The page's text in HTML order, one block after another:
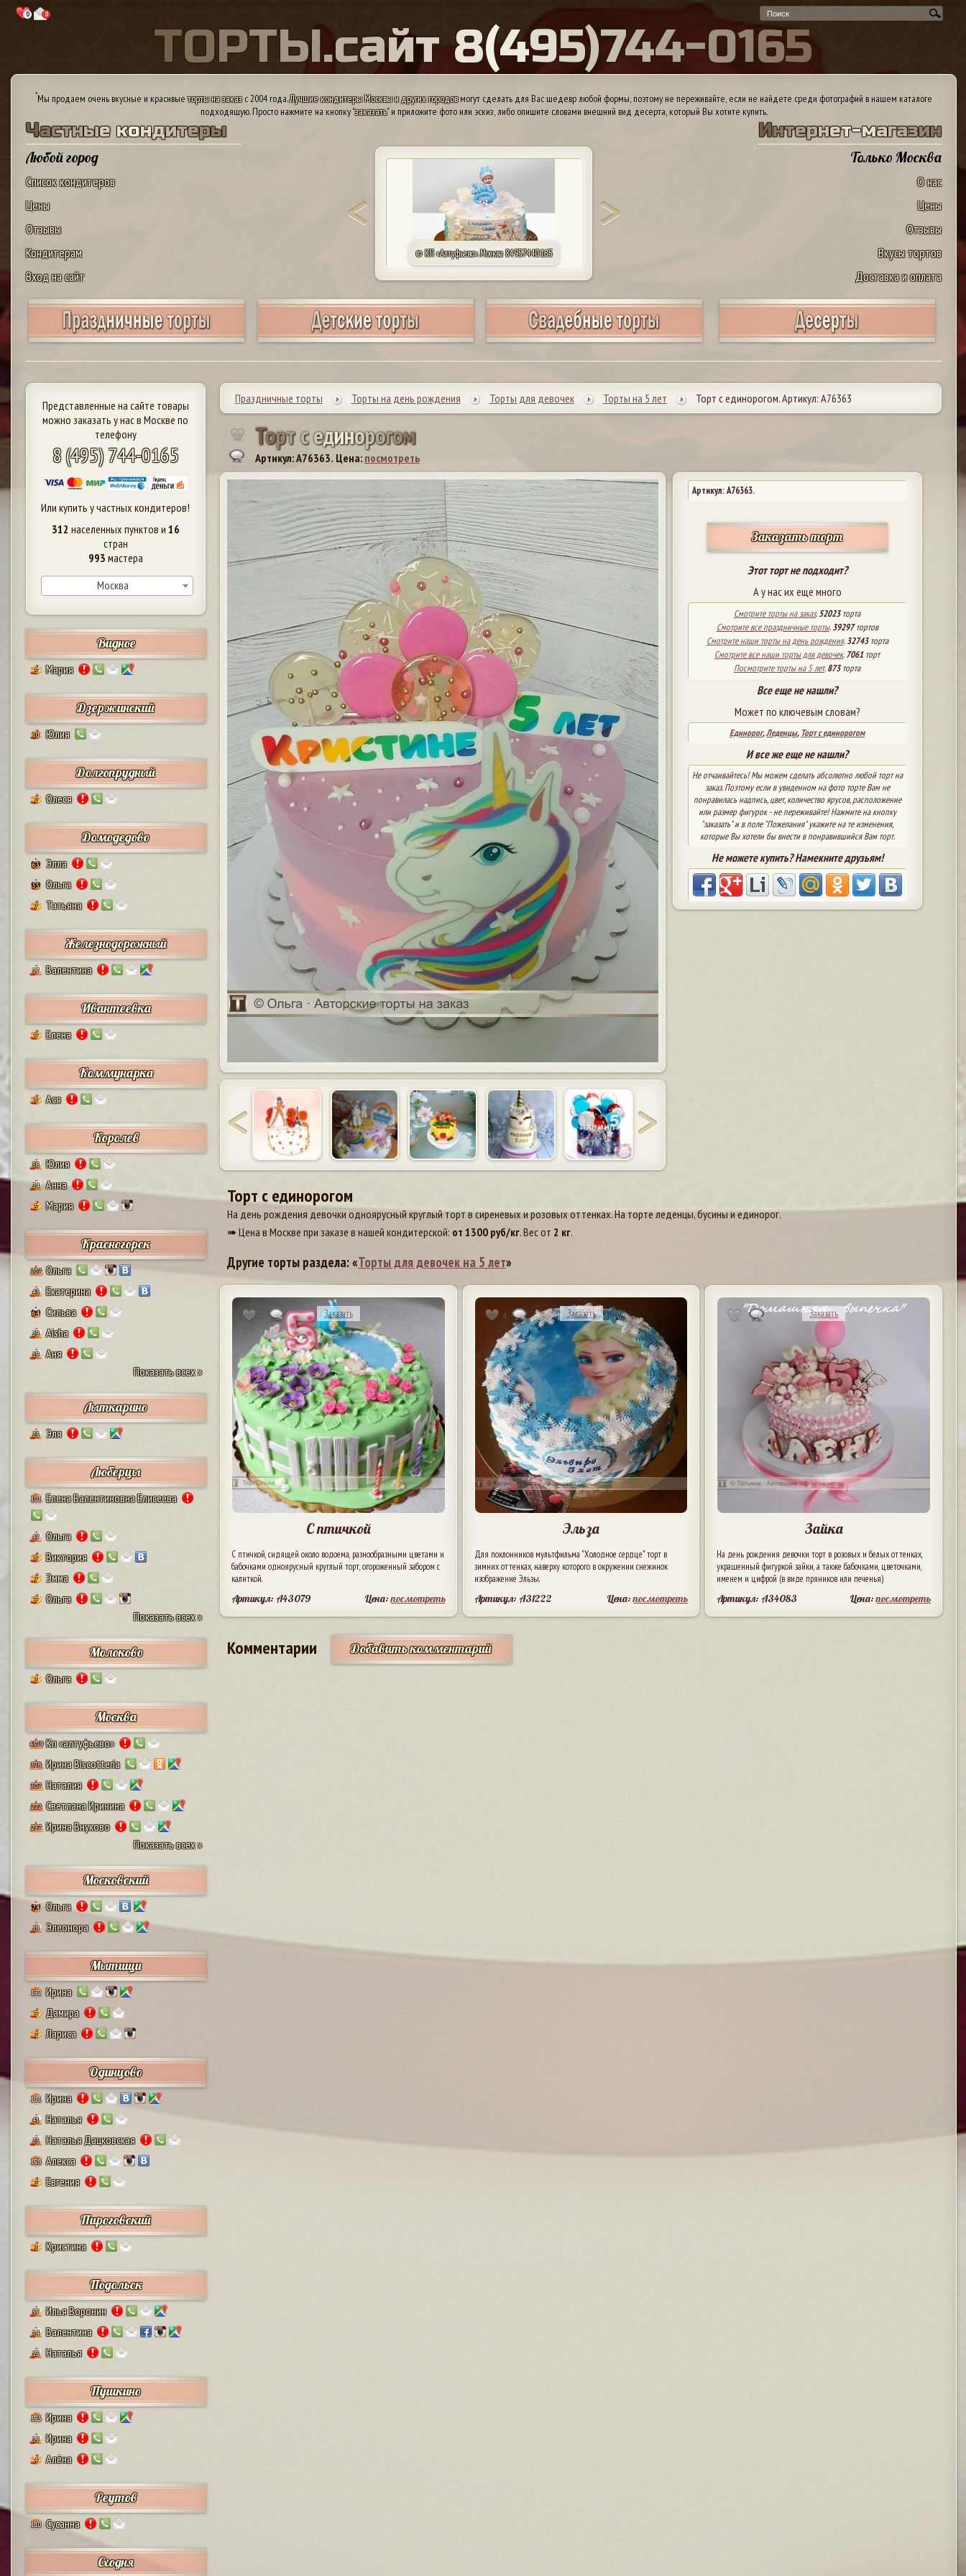
0 0
ТОРТЫ.сайт 8(495)744-0165
*Мы продаем очень вкусные и красивыеторты на заказс 2004 года.Лучшие кондитеры Москвы и других городовмогут сделать для Вас шедевр любой формы, поэтому не переживайте, если не найдете среди фотографий в нашем каталоге
подходящую. Просто нажмите на кнопку "заказать" и приложите фото или эскиз, либо опишите словами внешний вид десерта, который Вы хотите купить.
Частные кондитеры
Любой город
Список кондитеров
Цены
Отзывы
Кондитерам
Вход на сайт
Интернет-магазин
Только Москва
О нас
Цены
Отзывы
Вкусы тортов
Доставка и оплата
© КП «Алтуфьево». Москва 84957440165
Представленные на сайте товары
можно заказать у нас в Москве по
телефону
8 (495) 744-0165
Или купить у частных кондитеров!
312 населенных пунктов и 16
стран
993 мастера
Москва
Видное
5 Мария
Дзержинский
10 Юлия
Долгопрудный
2 Олеся
Домодедово
63 Элла
55 Ольга
7 Татьяна
Железнодорожный
17 Валентина
Ивантеевка
9 Елена
Коммунарка
8 Ася
Королев
38 Юлия
24 Анна
5 Мария
Красногорск
207 Ольга
43 Екатерина
64 Сильва
29 Aisha
19
Аня
Показать всех »
Лыткарино
23 Эля
Люберцы
101 Елена Валентиновна Елисеева
47 Ольга
8 Виктория
7 Эмма
9
Ольга
Показать всех »
Молоково
1 Ольга
Москва
4579 Кп «алтуфьево»
378 Ирина Biscotteria
307 Наталия
222 Светлана Иринина
297 Ирина Внуково
Показать всех »
Московский
74 Ольга
28 Элеонора
Мытищи
132 Ирина
9 Дамира
2 Лариса
Одинцово
111 Ирина
41 Наталья
25 Наталья Дацковская
128 Алекса
2 Евгения
Пироговский
1 Кристина
Подольск
37 Илья Воронин
14 Валентина
13 Наталья
Пушкино
125 Ирина
12 Ирина
4 Алёна
Реутов
110 Сусанна
Сходня
Праздничные торты Торты на день рождения Торты для девочек Торты на 5 лет Торт с единорогом. Артикул: А76363
Тортсединорогом
Артикул: A76363. Цена: посмотреть
Артикул: A76363.
Заказать торт
Этот торт не подходит?
А у нас их еще много
Смотрите торты на заказ.52023торта
Смотрите все праздничные торты.39297тортов
Смотрите наши торты на день рождения.32743торта
Смотрите все наши торты для девочек.7061торт
Посмотрите торты на 5 лет.873торта
Все еще не нашли?
Может по ключевым словам?
Единорог,Леденцы, Торт с единорогом
И все же еще не нашли?
Не отчаивайтесь! Мы можем сделать абсолютно любой торт на
заказ. Поэтому если в увиденном на фото торте Вам не
понравилась надпись, цвет, количество ярусов, расположение
или размер фигурок - не переживайте! Нажмите на кнопку
"заказать" и в поле "Пожелания" укажите на те изменения,
которые Вы хотели бы внести в понравившийся Вам торт.
Не можете купить? Намекните друзьям!
Торт с единорогом
На день рождения девочки одноярусный круглый торт в сиреневых и розовых оттенках. На торте леденцы, бусины и единорог.
➠ Цена в Москве при заказе в нашей кондитерской: от 1300руб/кг. Вес от 2 кг.
Другие торты раздела: «Торты для девочек на 5 лет»
Заказать
С птичкой
С птичкой, сидящей около водоема, разнообразными цветами и
бабочками одноярусный круглый торт, огороженный забором с
калиткой.
Артикул: A43079 Цена:посмотреть
4 Заказать
Эльза
Для поклонников мультфильма "Холодное сердце" торт в
зимних оттенках, наверху которого в окружении снежинок
изображение Эльзы.
Артикул: A31222 Цена:посмотреть
Заказать
Зайка
На день рождения девочки торт в розовых и белых оттенках,
украшенный фигуркой зайки, а также бабочками, цветочками,
именем и цифрой (в виде пряников или печенья)
Артикул: A34083 Цена:посмотреть
Комментарии Добавить комментарий